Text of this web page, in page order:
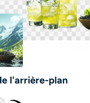
l'arrière-plan